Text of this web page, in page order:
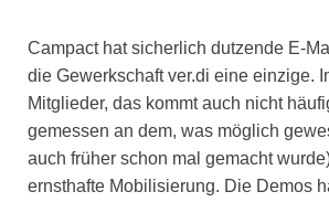
Campact hat sicherlich dutzende E-
die Gewerkschaft ver.di eine einzige.
Mitglieder, das kommt auch nicht
gemessen an dem, was möglich
auch früher schon mal gemacht
ernsthafte Mobilisierung. Die Demos